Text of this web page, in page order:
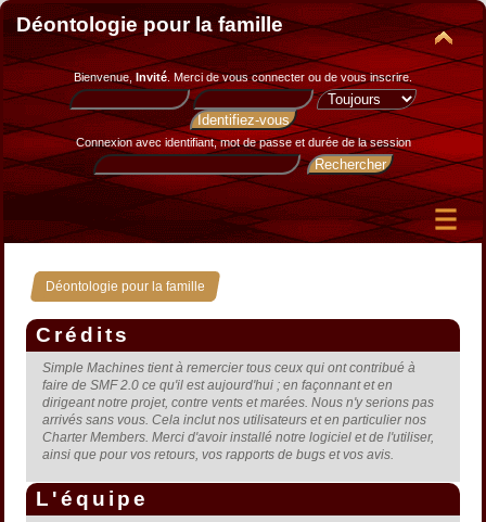
Déontologie pour la famille
Bienvenue, Invité. Merci devous connecter ou de vous inscrire.
Connexion avec identifiant, mot de passe et durée de la session
Déontologie pour la famille
Crédits
Simple Machines tient à remercier tous ceux qui ont contribué à
faire de SMF 2.0 ce qu'il est aujourd'hui ; en façonnant et en
dirigeant notre projet, contre vents et marées. Nous n'y serions pas
arrivés sans vous. Cela inclut nos utilisateurs et en particulier nos
Charter Members. Merci d'avoir installé notre logiciel et de l'utiliser,
ainsi que pour vos retours, vos rapports de bugs et vos avis.
L'équipe